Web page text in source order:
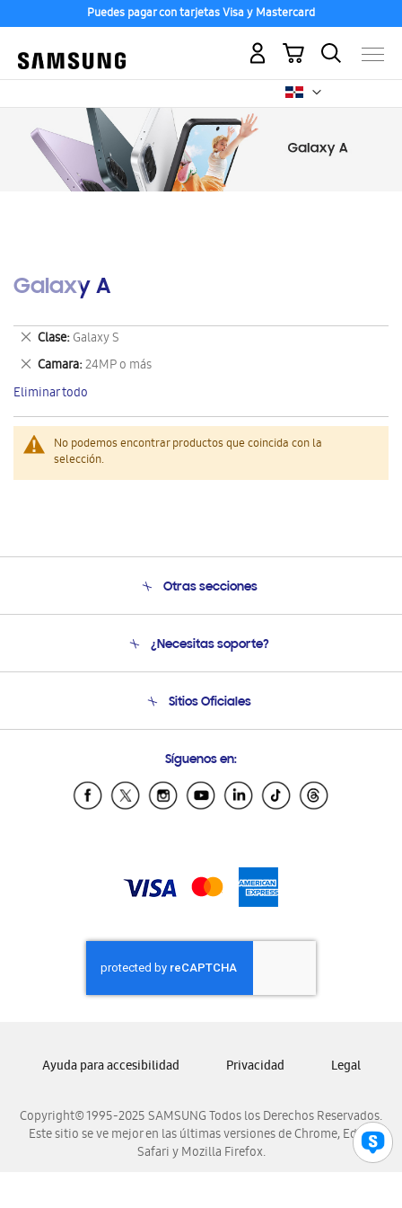
Puedes pagar con tarjetas Visa y Mastercard
Mi carrito
Galaxy A
No podemos encontrar productos que coincida con la
selección.
Clase Galaxy S
Eliminar
este
artículo
Camara 24MP o más
Eliminar
este
artículo
Eliminar todo
Otras secciones
Soporte
Seguimiento de tu pedido
¿Necesitas soporte?
Soporte vía eMail
Sitios Oficiales
Samsung Ecuador
Samsung El Salvador
Samsung Nicaragua
Samsung Panamá
Samsung República Dominicana
Samsung Venezuela
Síguenos en:
Copyright© 1995-2025 SAMSUNG Todos los Derechos Reservados.
Este sitio se ve mejor en las últimas versiones de Chrome, Edge,
Safari y Mozilla Firefox.
Ayuda para accesibilidad Privacidad Legal